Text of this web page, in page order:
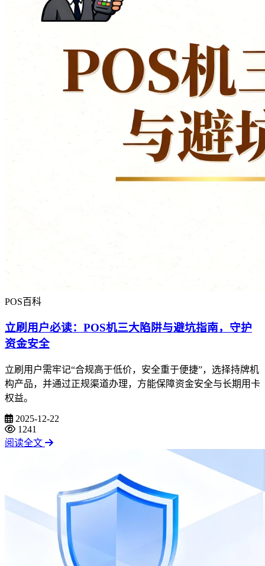
POS百科
立刷用户必读：POS机三大陷阱与避坑指南，守护
资金安全
立刷用户需牢记“合规高于低价，安全重于便捷”，选择持牌机
构产品，并通过正规渠道办理，方能保障资金安全与长期用卡
权益。
2025-12-22
1241
阅读全文